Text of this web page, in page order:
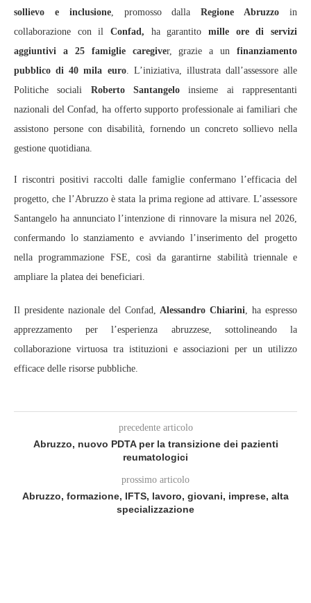
sollievo e inclusione, promosso dallaRegione Abruzzo in
collaborazione con il Confad, ha garantito mille ore di servizi
aggiuntivi a 25 famiglie caregiver, grazie a un finanziamento
pubblico di 40 mila euro. L’iniziativa, illustrata dall’assessore alle
Politiche sociali Roberto Santangelo insieme ai rappresentanti
nazionali del Confad, ha offerto supporto professionale ai familiari che
assistono persone con disabilità, fornendo un concreto sollievo nella
gestione quotidiana.
I riscontri positivi raccolti dalle famiglie confermano l’efficacia del
progetto, che l’Abruzzo è stata la prima regione ad attivare. L’assessore
Santangelo ha annunciato l’intenzione di rinnovare la misura nel 2026,
confermando lo stanziamento e avviando l’inserimento del progetto
nella programmazione FSE, così da garantirne stabilità triennale e
ampliare la platea dei beneficiari.
Il presidente nazionale del Confad, Alessandro Chiarini , ha espresso
apprezzamento per l’esperienza abruzzese, sottolineando la
collaborazione virtuosa tra istituzioni e associazioni per un utilizzo
efficace delle risorse pubbliche.
precedente articolo
Abruzzo, nuovo PDTA per la transizione dei pazienti
reumatologici
prossimo articolo
Abruzzo, formazione, IFTS, lavoro, giovani, imprese, alta
specializzazione